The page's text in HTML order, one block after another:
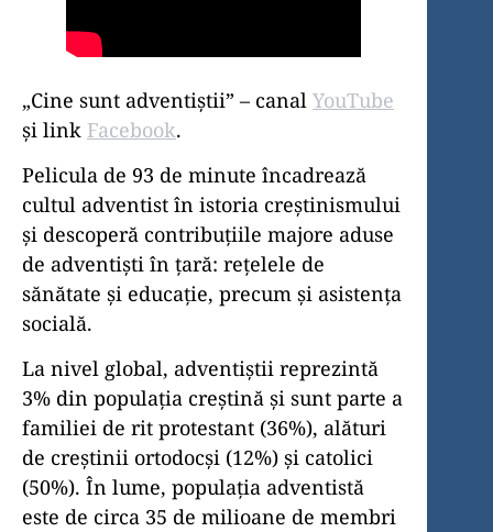
„Cine sunt adventiștii” – canal YouTube
și link Facebook.
Pelicula de 93 de minute încadrează
cultul adventist în istoria creștinismului
și descoperă contribuțiile majore aduse
de adventiști în țară: rețelele de
sănătate și educație, precum și asistența
socială.
La nivel global, adventiștii reprezintă
3% din populația creștină și sunt parte a
familiei de rit protestant (36%), alături
de creștinii ortodocși (12%) și catolici
(50%). În lume, populația adventistă
este de circa 35 de milioane de membri